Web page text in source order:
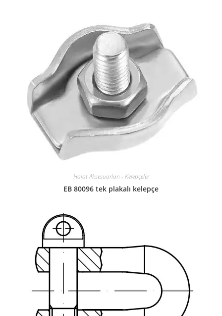
Halat Aksesuarları - Kelepçeler
EB 80096 tek plakalı kelepçe